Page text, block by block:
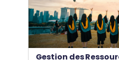
Gestion des